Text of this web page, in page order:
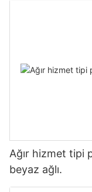
Ağır hizmet tipi
beyaz ağlı.